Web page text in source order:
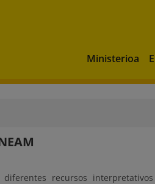
Ministerioa
diferentes recursos